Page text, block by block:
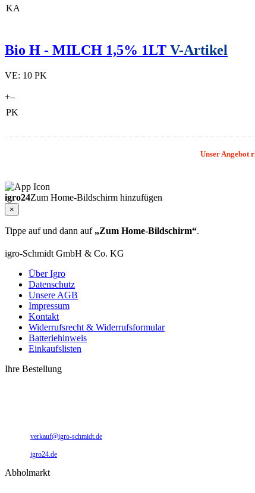
KA
Bio H - MILCH 1,5% 1LT V-Artikel
VE: 10 PK
+–
PK
Unser Angebot
igro24Zum Home-Bildschirm hinzufügen
×
Tippe aufund dann auf „Zum Home-Bildschirm“.
igro-Schmidt GmbH & Co. KG
Über Igro
Datenschutz
Unsere AGB
Impressum
Kontakt
Widerrufsrecht & Widerrufsformular
Batteriehinweis
Einkaufslisten
Ihre Bestellung
verkauf@igro-schmidt.de
igro24.de
Abholmarkt